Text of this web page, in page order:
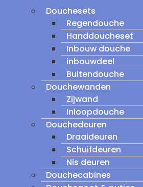
Douchesets
Regendouche
Handdoucheset
Inbouw douche
inbouwdeel
Buitendouche
Douchewanden
Zijwand
Inloopdouche
Douchedeuren
Draaideuren
Schuifdeuren
Nis deuren
Douchecabines